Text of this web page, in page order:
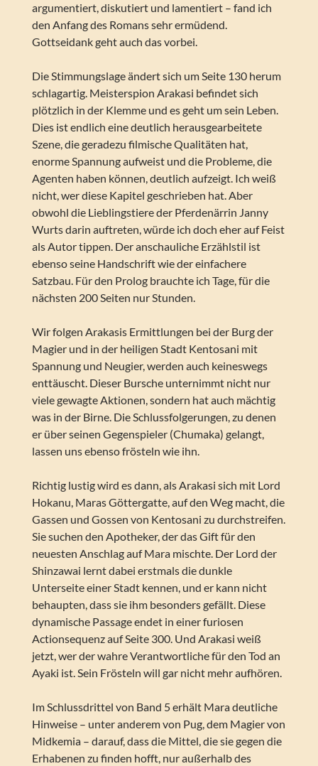
argumentiert, diskutiert und lamentiert – fand ich
den Anfang des Romans sehr ermüdend.
Gottseidank geht auch das vorbei.
Die Stimmungslage ändert sich um Seite 130 herum
schlagartig. Meisterspion Arakasi befindet sich
plötzlich in der Klemme und es geht um sein Leben.
Dies ist endlich eine deutlich herausgearbeitete
Szene, die geradezu filmische Qualitäten hat,
enorme Spannung aufweist und die Probleme, die
Agenten haben können, deutlich aufzeigt. Ich weiß
nicht, wer diese Kapitel geschrieben hat. Aber
obwohl die Lieblingstiere der Pferdenärrin Janny
Wurts darin auftreten, würde ich doch eher auf Feist
als Autor tippen. Der anschauliche Erzählstil ist
ebenso seine Handschrift wie der einfachere
Satzbau. Für den Prolog brauchte ich Tage, für die
nächsten 200 Seiten nur Stunden.
Wir folgen Arakasis Ermittlungen bei der Burg der
Magier und in der heiligen Stadt Kentosani mit
Spannung und Neugier, werden auch keineswegs
enttäuscht. Dieser Bursche unternimmt nicht nur
viele gewagte Aktionen, sondern hat auch mächtig
was in der Birne. Die Schlussfolgerungen, zu denen
er über seinen Gegenspieler (Chumaka) gelangt,
lassen uns ebenso frösteln wie ihn.
Richtig lustig wird es dann, als Arakasi sich mit Lord
Hokanu, Maras Göttergatte, auf den Weg macht, die
Gassen und Gossen von Kentosani zu durchstreifen.
Sie suchen den Apotheker, der das Gift für den
neuesten Anschlag auf Mara mischte. Der Lord der
Shinzawai lernt dabei erstmals die dunkle
Unterseite einer Stadt kennen, und er kann nicht
behaupten, dass sie ihm besonders gefällt. Diese
dynamische Passage endet in einer furiosen
Actionsequenz auf Seite 300. Und Arakasi weiß
jetzt, wer der wahre Verantwortliche für den Tod an
Ayaki ist. Sein Frösteln will gar nicht mehr aufhören.
Im Schlussdrittel von Band 5 erhält Mara deutliche
Hinweise – unter anderem von Pug, dem Magier von
Midkemia – darauf, dass die Mittel, die sie gegen die
Erhabenen zu finden hofft, nur außerhalb des